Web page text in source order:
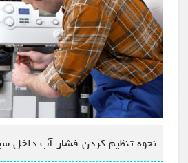
نحوه تنظیم کردن فشار آب داخل